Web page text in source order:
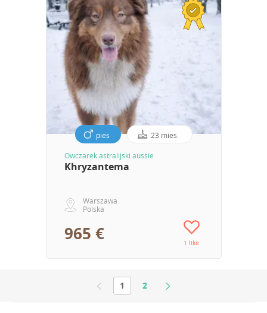
pies 23 mies.
Owczarek astralijski aussie
Khryzantema
Warszawa
Polska
965 € 1 like
1 2